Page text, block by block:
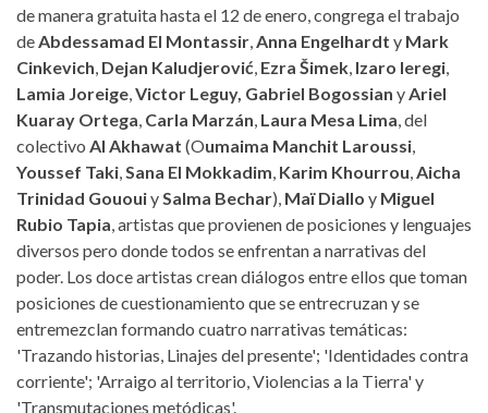
de manera gratuita hasta el 12 de enero, congrega el trabajo
deAbdessamad El Montassir,Anna Engelhardt y Mark
Cinkevich, Dejan Kaludjerović, Ezra Šimek, Izaro Ieregi,
Lamia Joreige,Victor Leguy, Gabriel Bogossian yAriel
Kuaray Ortega, Carla Marzán, Laura Mesa Lima, del
colectivo Al Akhawat (Oumaima Manchit Laroussi,
Youssef Taki,Sana El Mokkadim, Karim Khourrou,Aicha
Trinidad GououiySalma Bechar), Maï Diallo y Miguel
Rubio Tapia, artistas que provienen de posiciones y lenguajes
diversos pero donde todos se enfrentan a narrativas del
poder. Los doce artistas crean diálogos entre ellos que toman
posiciones de cuestionamiento que se entrecruzan y se
entremezclan formando cuatro narrativas temáticas:
'Trazando historias, Linajes del presente'; 'Identidades contra
corriente'; 'Arraigo al territorio, Violencias a la Tierra' y
'Transmutaciones metódicas'.